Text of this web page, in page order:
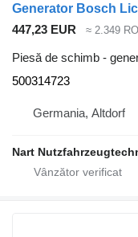
447,23 EUR ≈ 2.349
Piesă de schimb -
500314723
Germania, Altdorf
Nart